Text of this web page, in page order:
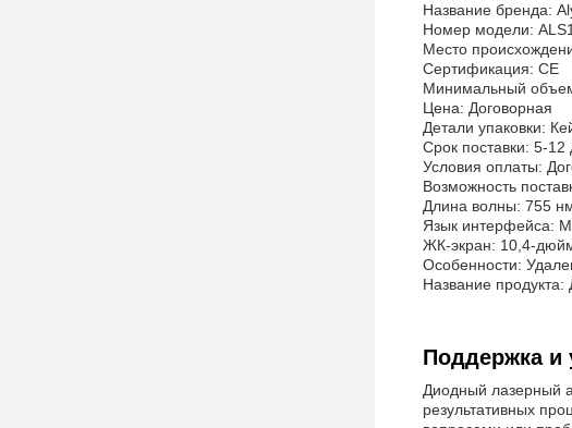
Название бренда:
Номер модели:
Место
Сертификация: CE
Минимальный объем
Цена: Договорная
Детали упаковки:
Срок поставки: 5-12
Условия оплаты:
Возможность
Длина волны: 755
Язык интерфейса:
ЖК-экран: 10,4-
Особенности:
Название
Поддержка и
Диодный лазерный
результативных